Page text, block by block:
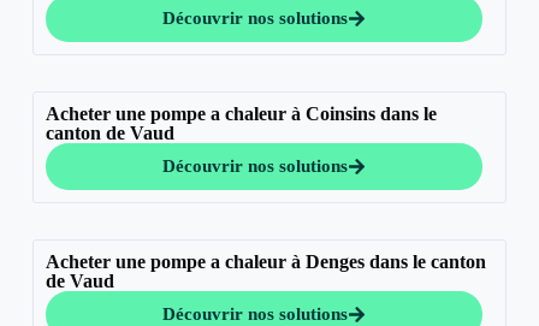
Découvrir nos solutions
Acheter une pompe a chaleur à Coinsins dans le
canton de Vaud
Découvrir nos solutions
Acheter une pompe a chaleur à Denges dans le canton
de Vaud
Découvrir nos solutions